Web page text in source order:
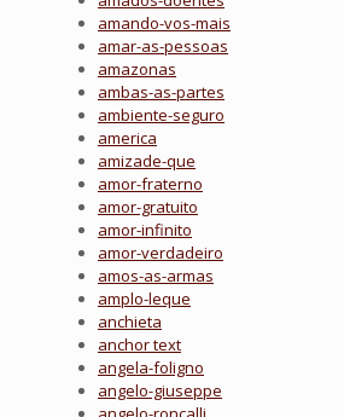
amando-vos-mais
amar-as-pessoas
amazonas
ambas-as-partes
ambiente-seguro
america
amizade-que
amor-fraterno
amor-gratuito
amor-infinito
amor-verdadeiro
amos-as-armas
amplo-leque
anchieta
anchor text
angela-foligno
angelo-giuseppe